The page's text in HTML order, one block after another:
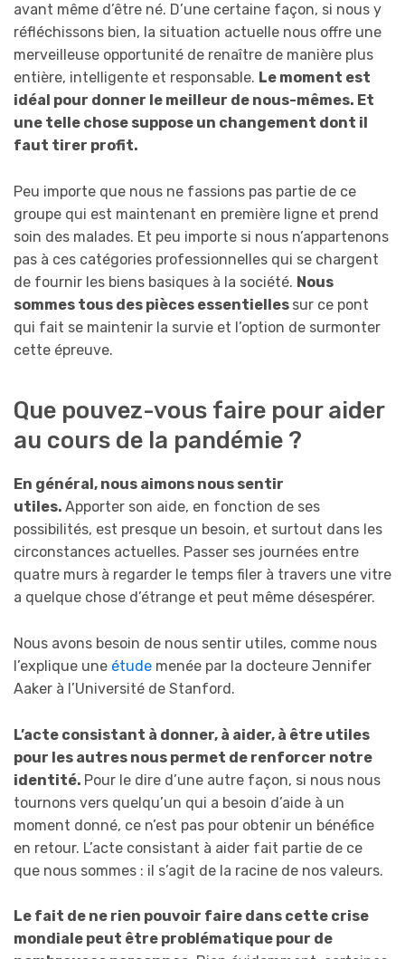
avant même d’être né. D’une certaine façon, si nous y
réfléchissons bien, la situation actuelle nous offre une
merveilleuse opportunité de renaître de manière plus
entière, intelligente et responsable. Le moment est
idéal pour donner le meilleur de nous-mêmes. Et
une telle chose suppose un changement dont il
faut tirer profit.
Peu importe que nous ne fassions pas partie de ce
groupe qui est maintenant en première ligne et prend
soin des malades. Et peu importe si nous n’appartenons
pas à ces catégories professionnelles qui se chargent
de fournir les biens basiques à la société. Nous
sommes tous des pièces essentielles sur ce pont
qui fait se maintenir la survie et l’option de surmonter
cette épreuve.
Que pouvez-vous faire pour aider
au cours de la pandémie ?
En général, nous aimons nous sentir
utiles. Apporter son aide, en fonction de ses
possibilités, est presque un besoin, et surtout dans les
circonstances actuelles. Passer ses journées entre
quatre murs à regarder le temps filer à travers une vitre
a quelque chose d’étrange et peut même désespérer.
Nous avons besoin de nous sentir utiles, comme nous
l’explique une étude menée par la docteure Jennifer
Aaker à l’Université de Stanford.
L’acte consistant à donner, à aider, à être utiles
pour les autres nous permet de renforcer notre
identité. Pour le dire d’une autre façon, si nous nous
tournons vers quelqu’un qui a besoin d’aide à un
moment donné, ce n’est pas pour obtenir un bénéfice
en retour. L’acte consistant à aider fait partie de ce
que nous sommes : il s’agit de la racine de nos valeurs.
Le fait de ne rien pouvoir faire dans cette crise
mondiale peut être problématique pour de